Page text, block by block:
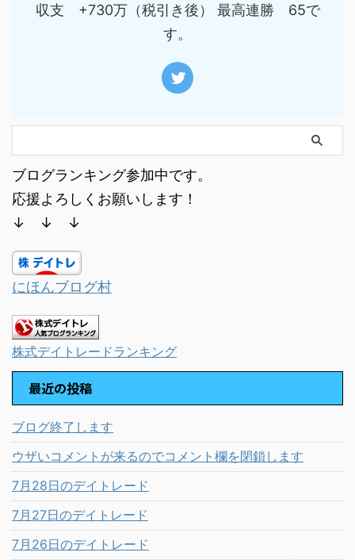
収支 +730万（税引き後） 最高連勝 65で
す。
ブログランキング参加中です。
応援よろしくお願いします！
↓ ↓ ↓
にほんブログ村
株式デイトレードランキング
最近の投稿
ブログ終了します
ウザいコメントが来るのでコメント欄を閉鎖します
7月28日のデイトレード
7月27日のデイトレード
7月26日のデイトレード